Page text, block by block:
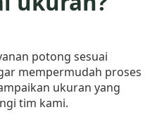
potong sesuai
mempermudah proses
ukuran yang
tim kami.